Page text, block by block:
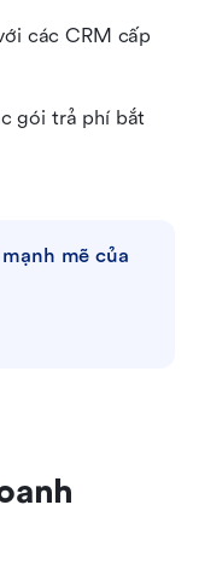
các CRM cấp
gói trả phí bắt
mẽ của